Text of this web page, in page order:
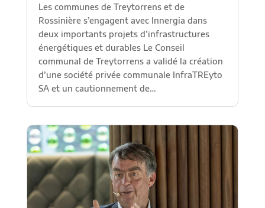
Les communes de Treytorrens et de
Rossinière s’engagent avec Innergia dans
deux importants projets d’infrastructures
énergétiques et durables Le Conseil
communal de Treytorrens a validé la création
d’une société privée communale InfraTREyto
SA et un cautionnement de…